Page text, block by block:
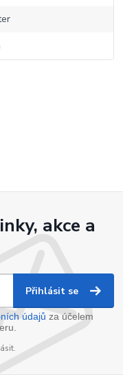
akce a
Přihlásit se
údajů za účelem